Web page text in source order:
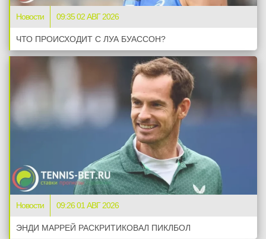
Новости 09:35 02 АВГ 2026
ЧТО ПРОИСХОДИТ С ЛУА БУАССОН?
Новости 09:26 01 АВГ 2026
ЭНДИ МАРРЕЙ РАСКРИТИКОВАЛ ПИКЛБОЛ